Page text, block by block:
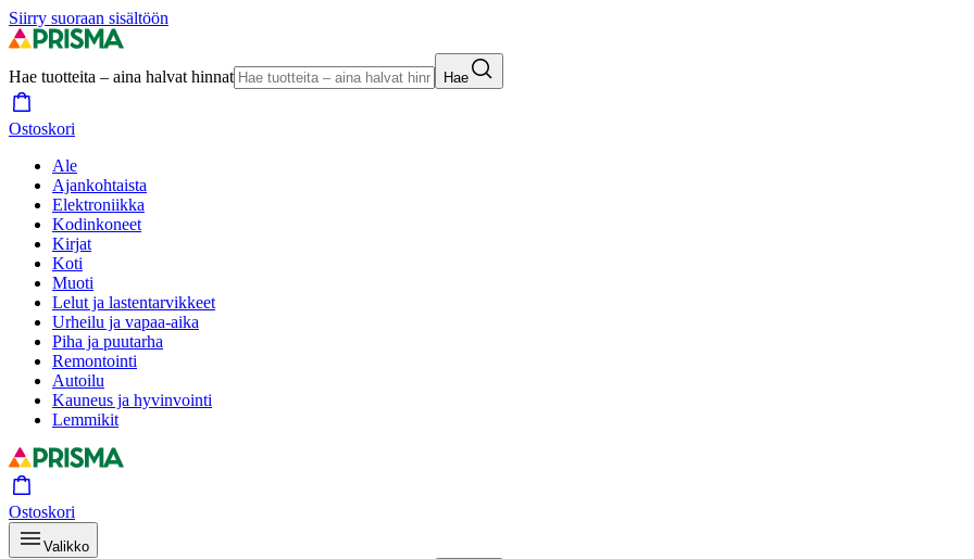
Siirry suoraan sisältöön
Hae tuotteita – aina halvat hinnat Hae
Ostoskori
Ale
Ajankohtaista
Elektroniikka
Kodinkoneet
Kirjat
Koti
Muoti
Lelut ja lastentarvikkeet
Urheilu ja vapaa-aika
Piha ja puutarha
Remontointi
Autoilu
Kauneus ja hyvinvointi
Lemmikit
Ostoskori
Valikko